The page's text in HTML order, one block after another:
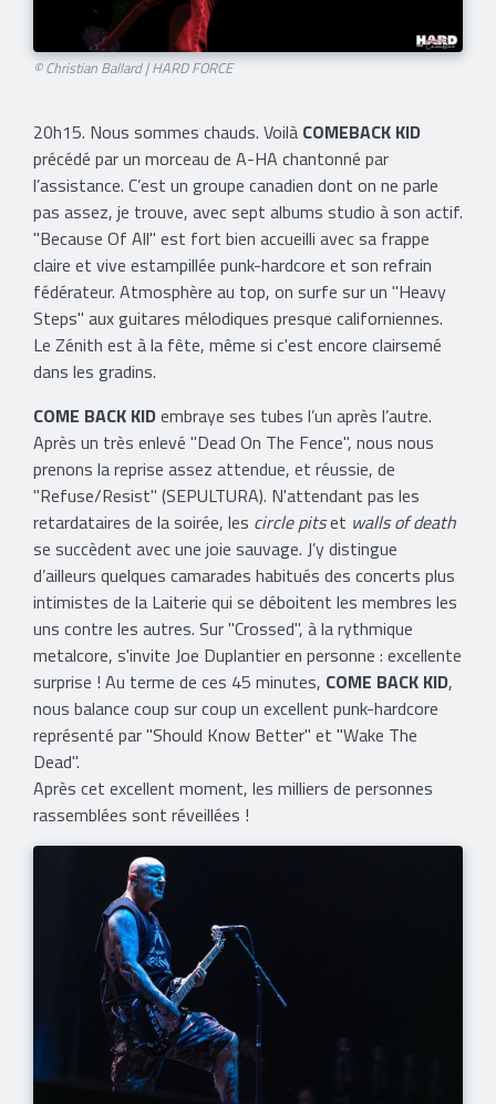
© Christian Ballard | HARD FORCE
20h15. Nous sommes chauds. Voilà COMEBACK KID
précédé par un morceau de A-HA chantonné par
l’assistance. C’est un groupe canadien dont on ne parle
pas assez, je trouve, avec sept albums studio à son actif.
"Because Of All" est fort bien accueilli avec sa frappe
claire et vive estampillée punk-hardcore et son refrain
fédérateur. Atmosphère au top, on surfe sur un "Heavy
Steps" aux guitares mélodiques presque californiennes.
Le Zénith est à la fête, même si c'est encore clairsemé
dans les gradins.
COME BACK KIDembraye ses tubes l’un après l’autre.
Après un très enlevé "Dead On The Fence", nous nous
prenons la reprise assez attendue, et réussie, de
"Refuse/Resist" (SEPULTURA). N'attendant pas les
retardataires de la soirée, les circle pitset walls of death
se succèdent avec une joie sauvage. J’y distingue
d’ailleurs quelques camarades habitués des concerts plus
intimistes de la Laiterie qui se déboitent les membres les
uns contre les autres. Sur "Crossed", à la rythmique
metalcore, s'invite Joe Duplantier en personne : excellente
surprise ! Au terme de ces 45 minutes, COME BACK KID,
nous balance coup sur coup un excellent punk-hardcore
représenté par "Should Know Better" et "Wake The
Dead".
Après cet excellent moment, les milliers de personnes
rassemblées sont réveillées !